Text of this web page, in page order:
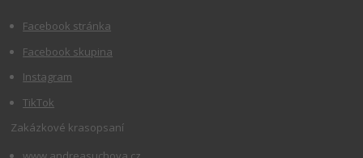
Facebook stránka
Facebook skupina
Instagram
TikTok
Zakázkové krasopsaní